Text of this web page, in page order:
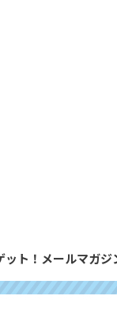
ト！メールマガジ